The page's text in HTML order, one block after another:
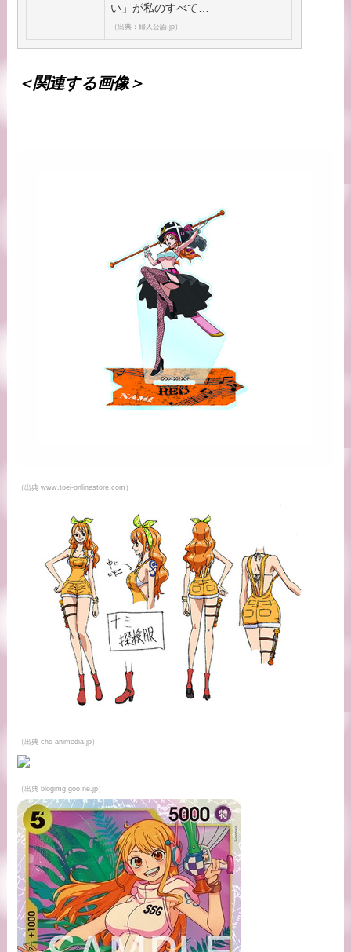
い」が私のすべて…
（出典：婦人公論.jp）
＜関連する画像＞
（出典 www.toei-onlinestore.com）
（出典 cho-animedia.jp）
（出典 blogimg.goo.ne.jp）